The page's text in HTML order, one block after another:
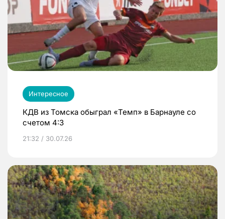
Интересное
КДВ из Томска обыграл «Темп» в Барнауле со
счетом 4:3
21:32 / 30.07.26